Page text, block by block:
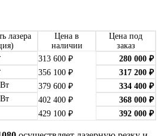
лазера
Цена в
наличии
Цена под
заказ
313 600 ₽ 280 000 ₽
356 100 ₽ 317 200 ₽
379 600 ₽ 334 400 ₽
402 400 ₽ 368 000 ₽
429 100 ₽ 392 000 ₽